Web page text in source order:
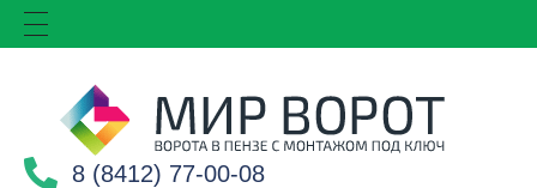
8 (8412) 77-00-08